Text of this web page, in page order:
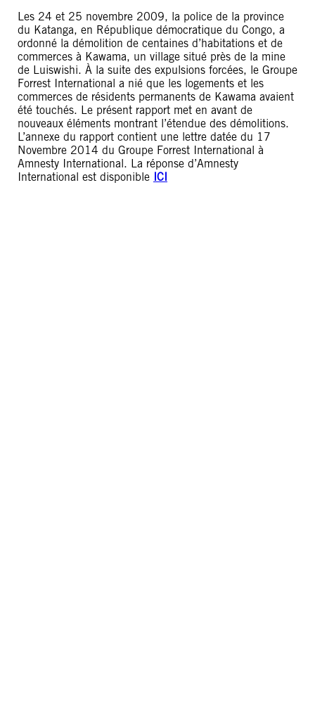
Les 24 et 25 novembre 2009, la police de la province
du Katanga, en République démocratique du Congo, a
ordonné la démolition de centaines d’habitations et de
commerces à Kawama, un village situé près de la mine
de Luiswishi. À la suite des expulsions forcées, le Groupe
Forrest International a nié que les logements et les
commerces de résidents permanents de Kawama avaient
été touchés. Le présent rapport met en avant de
nouveaux éléments montrant l’étendue des démolitions.
L’annexe du rapport contient une lettre datée du 17
Novembre 2014 du Groupe Forrest International à
Amnesty International. La réponse d’Amnesty
International est disponible ICI